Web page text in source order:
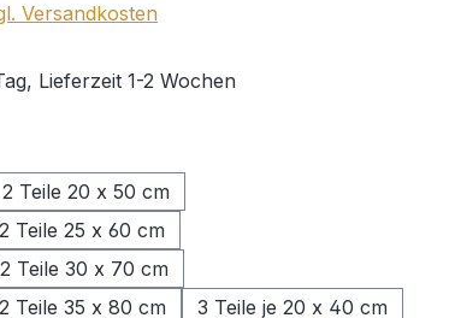
Versandkosten
Lieferzeit 1-2 Wochen
Teile 20 x 50 cm
Teile 25 x 60 cm
Teile 30 x 70 cm
Teile 35 x 80 cm
3 Teile je 20 x 40 cm